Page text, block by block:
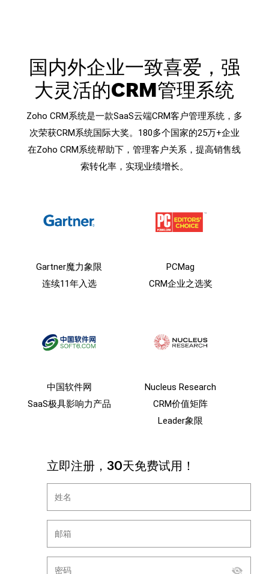
国内外企业一致喜爱，强
大灵活的CRM管理系统
Zoho CRM系统是一款SaaS云端CRM客户管理系统，多
次荣获CRM系统国际大奖。180多个国家的25万+企业
在Zoho CRM系统帮助下，管理客户关系，提高销售线
索转化率，实现业绩增长。
Gartner魔力象限
连续11年入选
PCMag
CRM企业之选奖
中国软件网
SaaS极具影响力产品
Nucleus Research
CRM价值矩阵
Leader象限
立即注册，30天免费试用！